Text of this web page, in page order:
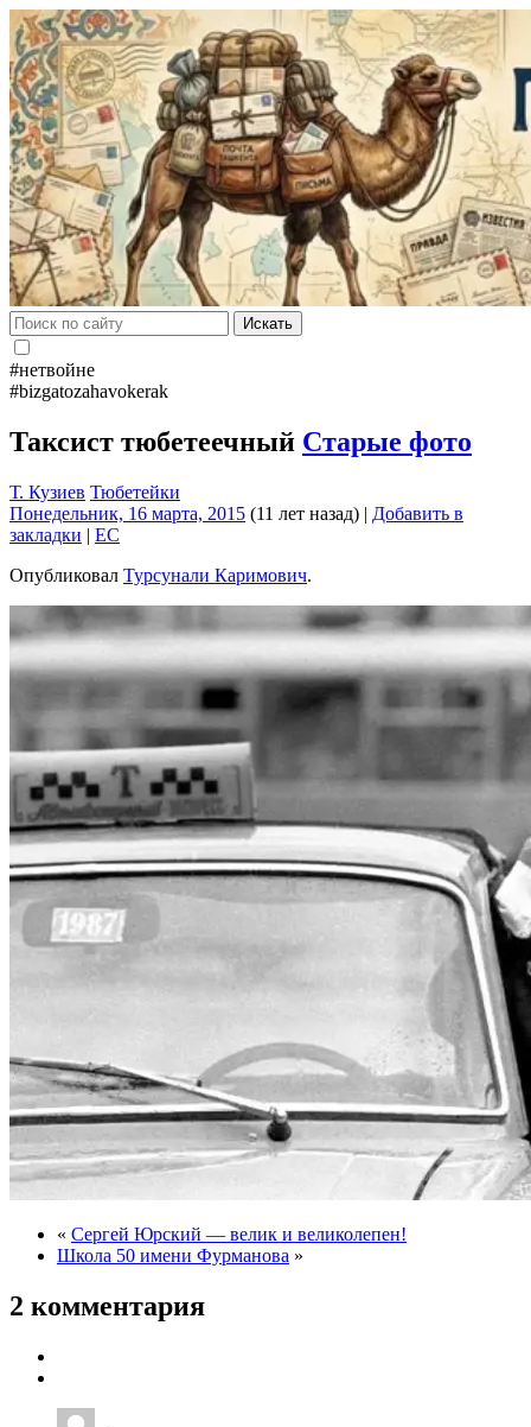
Искать
#нетвойне
#bizgatozahavokerak
Таксист тюбетеечный Старые фото
Т. Кузиев Тюбетейки
Понедельник, 16 марта, 2015 (11 лет назад) | Добавить в
закладки | EC
Опубликовал Турсунали Каримович.
« Сергей Юрский — велик и великолепен!
Школа 50 имени Фурманова »
2 комментария